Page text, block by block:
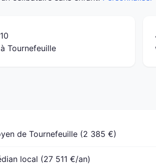
Tournefeuille
de Tournefeuille (2 385 €)
local (27 511 €/an)